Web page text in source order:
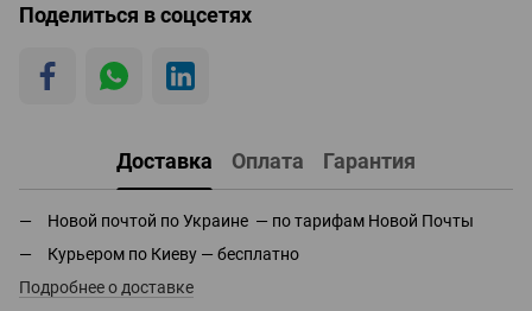
Поделиться в соцсетях
Доставка Оплата Гарантия
Новой почтой по Украине — по тарифам Новой Почты
Курьером по Киеву — бесплатно
Подробнее о доставке